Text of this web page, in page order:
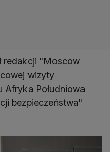
redakcji "Moscow
wizyty
Afryka Południowa
bezpieczeństwa"